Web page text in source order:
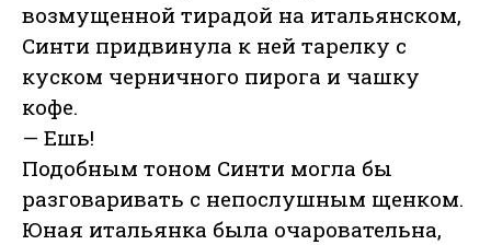
возмущенной тирадой на итальянском,
Синти придвинула к ней тарелку с
куском черничного пирога и чашку
кофе.
— Ешь!
Подобным тоном Синти могла бы
разговаривать с непослушным щенком.
Юная итальянка была очаровательна,